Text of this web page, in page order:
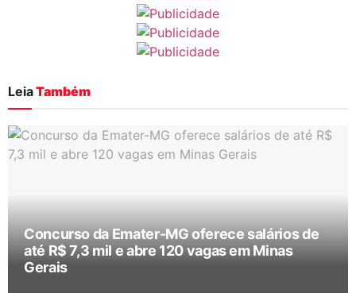
LeiaTambém
Concurso da Emater-MG oferece salários de
até R$ 7,3 mil e abre 120 vagas em Minas
Gerais